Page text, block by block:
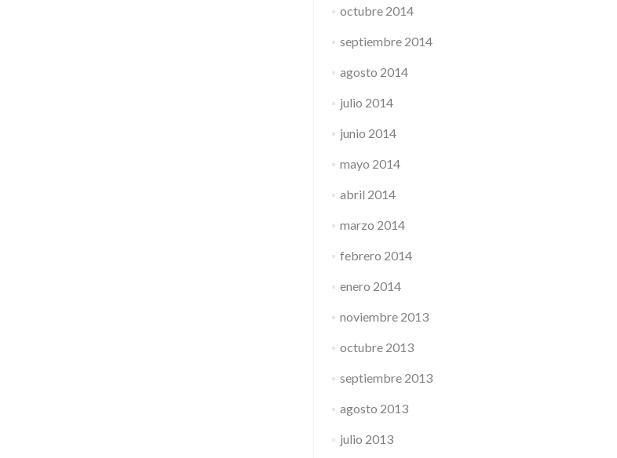
octubre 2014
septiembre 2014
agosto 2014
julio 2014
junio 2014
mayo 2014
abril 2014
marzo 2014
febrero 2014
enero 2014
noviembre 2013
octubre 2013
septiembre 2013
agosto 2013
julio 2013